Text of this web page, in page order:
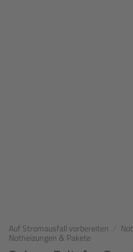
Auf Stromausfall vorbereiten
Notheizungen & Pakete